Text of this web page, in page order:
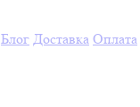
Блог Доставка Оплата